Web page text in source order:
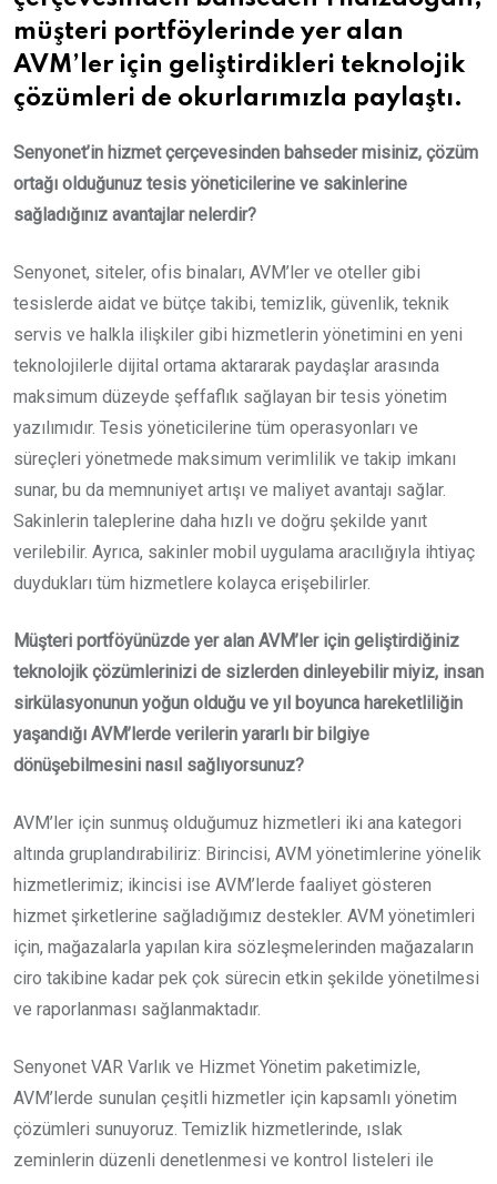
müşteri portföylerinde yer alan
AVM’ler için geliştirdikleri teknolojik
çözümleri de okurlarımızla paylaştı.
Senyonet’in hizmet çerçevesinden bahseder misiniz, çözüm
ortağı olduğunuz tesis yöneticilerine ve sakinlerine
sağladığınız avantajlar nelerdir?
Senyonet, siteler, ofis binaları, AVM’ler ve oteller gibi
tesislerde aidat ve bütçe takibi, temizlik, güvenlik, teknik
servis ve halkla ilişkiler gibi hizmetlerin yönetimini en yeni
teknolojilerle dijital ortama aktararak paydaşlar arasında
maksimum düzeyde şeffaflık sağlayan bir tesis yönetim
yazılımıdır. Tesis yöneticilerine tüm operasyonları ve
süreçleri yönetmede maksimum verimlilik ve takip imkanı
sunar, bu da memnuniyet artışı ve maliyet avantajı sağlar.
Sakinlerin taleplerine daha hızlı ve doğru şekilde yanıt
verilebilir. Ayrıca, sakinler mobil uygulama aracılığıyla ihtiyaç
duydukları tüm hizmetlere kolayca erişebilirler.
Müşteri portföyünüzde yer alan AVM’ler için geliştirdiğiniz
teknolojik çözümlerinizi de sizlerden dinleyebilir miyiz, insan
sirkülasyonunun yoğun olduğu ve yıl boyunca hareketliliğin
yaşandığı AVM’lerde verilerin yararlı bir bilgiye
dönüşebilmesini nasıl sağlıyorsunuz?
AVM’ler için sunmuş olduğumuz hizmetleri iki ana kategori
altında gruplandırabiliriz: Birincisi, AVM yönetimlerine yönelik
hizmetlerimiz; ikincisi ise AVM’lerde faaliyet gösteren
hizmet şirketlerine sağladığımız destekler. AVM yönetimleri
için, mağazalarla yapılan kira sözleşmelerinden mağazaların
ciro takibine kadar pek çok sürecin etkin şekilde yönetilmesi
ve raporlanması sağlanmaktadır.
Senyonet VAR Varlık ve Hizmet Yönetim paketimizle,
AVM’lerde sunulan çeşitli hizmetler için kapsamlı yönetim
çözümleri sunuyoruz. Temizlik hizmetlerinde, ıslak
zeminlerin düzenli denetlenmesi ve kontrol listeleri ile